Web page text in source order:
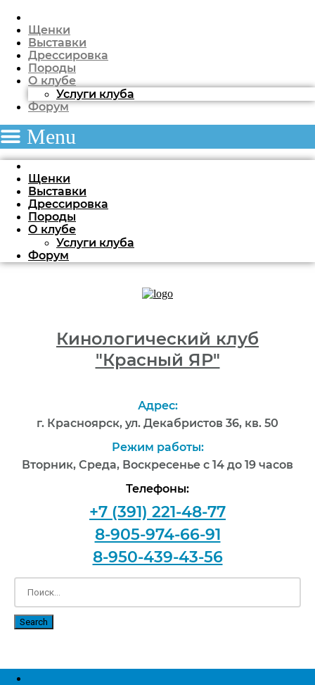
Щенки
Выставки
Дрессировка
Породы
О клубе
Услуги клуба
Форум
Menu
Щенки
Выставки
Дрессировка
Породы
О клубе
Услуги клуба
Форум
Кинологический клуб
"Красный ЯР"
Адрес:
г. Красноярск, ул. Декабристов 36, кв. 50
Режим работы:
Вторник, Среда, Воскресенье с 14 до 19 часов
Телефоны:
+7 (391) 221-48-77
8-905-974-66-91
8-950-439-43-56
Search